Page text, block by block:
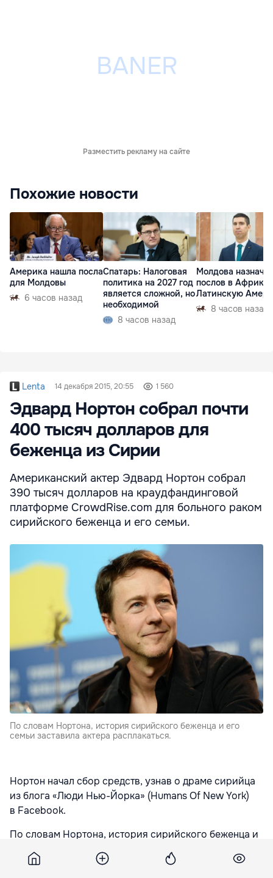
Разместить рекламу на сайте
Похожие новости
Америка нашла посла
для Молдовы
6 часов назад
Спатарь: Налоговая
политика на 2027 год
является сложной, но
необходимой
8 часов назад
Молдова
послов в Африку
Латинскую
8 часов назад
Lenta 14 декабря 2015, 20:55 1 560
Эдвард Нортон собрал почти
400 тысяч долларов для
беженца из Сирии
Американский актер Эдвард Нортон собрал
390 тысяч долларов на краудфандинговой
платформе CrowdRise.com для больного раком
сирийского беженца и его семьи.
По словам Нортона, история сирийского беженца и его
семьи заставила актера расплакаться.
Нортон начал сбор средств, узнав о драме сирийца
из блога «Люди Нью-Йорка» (Humans Of New York)
в Facebook.
По словам Нортона, история сирийского беженца и
его семьи заставила актера расплакаться.
Публикация в блоге «Люди Нью-Йорка», который